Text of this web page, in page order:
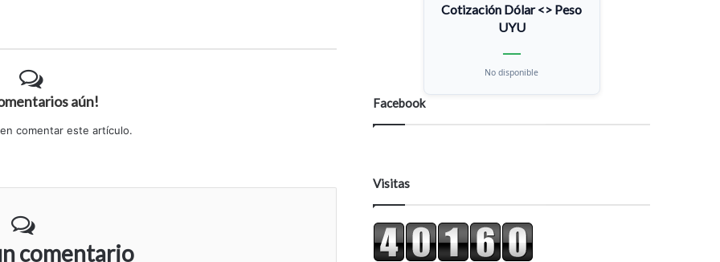
aún!
comentar este artículo.
comentario
Cotización Dólar <> Peso
UYU
—
No disponible
Facebook
Visitas